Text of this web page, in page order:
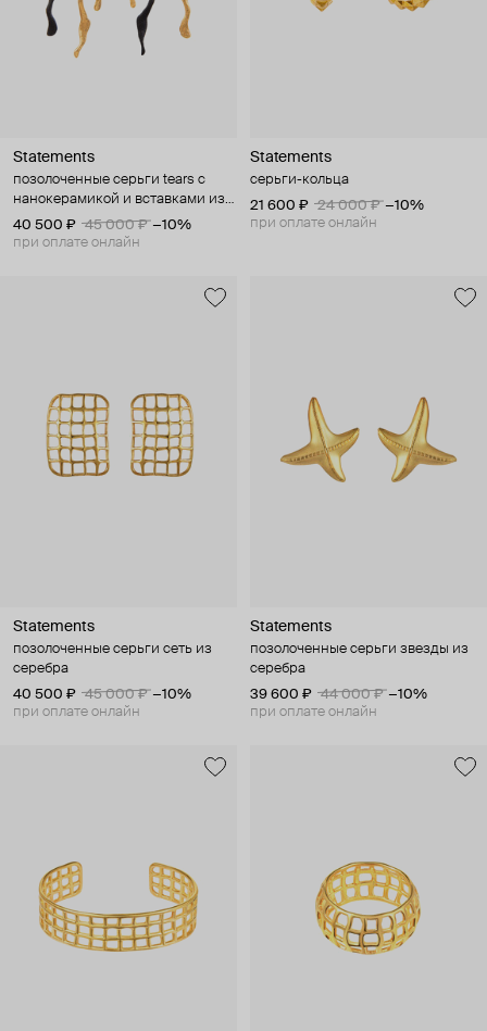
Statements
позолоченные серьги tears с
нанокерамикой и вставками из
шпинеля
40 500 ₽ 45 000 ₽ −10%
при оплате онлайн
Statements
серьги-кольца
21 600 ₽
24 000 ₽ −10%
при оплате онлайн
Statements
позолоченные серьги сеть из
серебра
40 500 ₽
45 000 ₽ −10%
при оплате онлайн
Statements
позолоченные серьги звезды из
серебра
39 600 ₽
44 000 ₽ −10%
при оплате онлайн